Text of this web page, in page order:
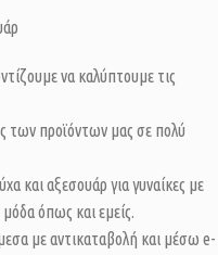
να καλύπτουμε τις
των προϊόντων μας σε πολύ
και αξεσουάρ για γυναίκες με
όπως και εμείς.
με αντικαταβολή και μέσω e-